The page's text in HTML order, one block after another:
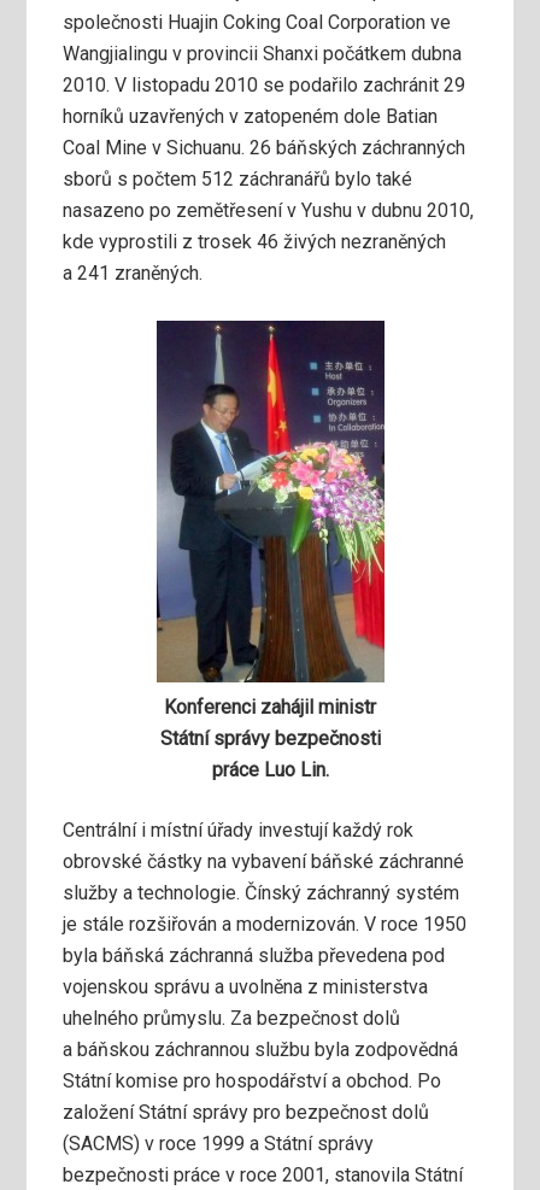
společnosti Huajin Coking Coal Corporation ve
Wangjialingu v provincii Shanxi počátkem dubna
2010. V listopadu 2010 se podařilo zachránit 29
horníků uzavřených v zatopeném dole Batian
Coal Mine v Sichuanu. 26 báňských záchranných
sborů s počtem 512 záchranářů bylo také
nasazeno po zemětřesení v Yushu v dubnu 2010,
kde vyprostili z trosek 46 živých nezraněných
a 241 zraněných.
Konferenci zahájil ministr
Státní správy bezpečnosti
práce Luo Lin.
Centrální i místní úřady investují každý rok
obrovské částky na vybavení báňské záchranné
služby a technologie. Čínský záchranný systém
je stále rozšiřován a modernizován. V roce 1950
byla báňská záchranná služba převedena pod
vojenskou správu a uvolněna z ministerstva
uhelného průmyslu. Za bezpečnost dolů
a báňskou záchrannou službu byla zodpovědná
Státní komise pro hospodářství a obchod. Po
založení Státní správy pro bezpečnost dolů
(SACMS) v roce 1999 a Státní správy
bezpečnosti práce v roce 2001, stanovila Státní